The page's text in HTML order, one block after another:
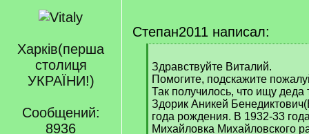
Харкiв(перша
столиця
УКРАЇНИ!)
Сообщений:
8936
Степан2011 написал:
q
]
Здравствуйте Виталий.
Помогите, подскажите
Так получилось, что ищу деда
Здорик Аникей
года рождения. В 1932-33
Михайловка Михайловского